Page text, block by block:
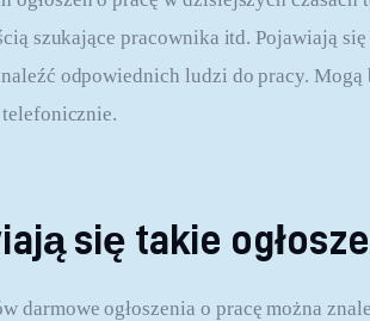
szukające pracownika itd. Pojawiają
odpowiednich ludzi do pracy. Mogą
się takie
darmowe ogłoszenia o pracę można